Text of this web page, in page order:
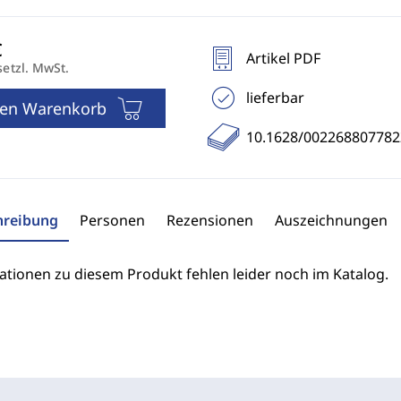
MwSt.
Warenkorb
Artikel PDF
lieferbar
10.1628/
Personen Rezensionen Auszeichnungen
zu diesem Produkt fehlen leider noch im Katalog.